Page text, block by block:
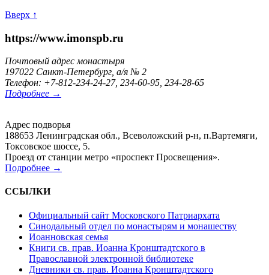
Вверх ↑
https://www.imonspb.ru
Почтовый адрес монастыря
197022 Санкт-Петербург, а/я № 2
Телефон: +7-812-234-24-27, 234-60-95, 234-28-65
Подробнее →
Адрес подворья
188653 Ленинградская обл., Всеволожский р-н, п.Вартемяги,
Токсовское шоссе, 5.
Проезд от станции метро «проспект Просвещения».
Подробнее →
ССЫЛКИ
Официальный сайт Московского Патриархата
Синодальный отдел по монастырям и монашеству
Иоанновская семья
Книги св. прав. Иоанна Кронштадтского в
Православной электронной библиотеке
Дневники св. прав. Иоанна Кронштадтского